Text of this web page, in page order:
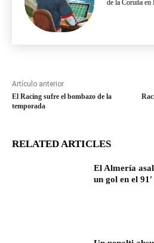
de la Coruña en
Artículo anterior
El Racing sufre el bombazo de la
temporada
RELATED ARTICLES
El Almería
un gol en el